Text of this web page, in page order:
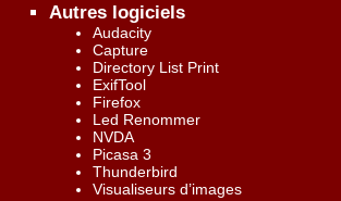
Autres logiciels
Audacity
Capture
Directory List Print
ExifTool
Firefox
Led Renommer
NVDA
Picasa 3
Thunderbird
Visualiseurs d’images